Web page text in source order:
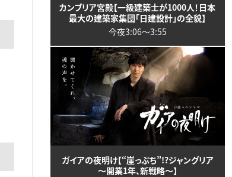
カンブリア宮殿【一級建築士が1000人！日本
最大の建築家集団「日建設計」の全貌】
今夜3:06〜3:55
ガイアの夜明け【“崖っぷち”!?ジャングリア
～開業1年、新戦略～】